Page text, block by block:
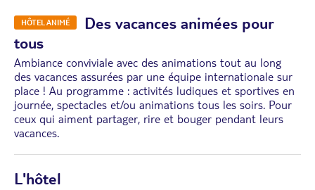
HÔTEL ANIMÉ
Des vacances animées pour
tous
Ambiance conviviale avec des animations tout au long
des vacances assurées par une équipe internationale sur
place ! Au programme : activités ludiques et sportives en
journée, spectacles et/ou animations tous les soirs. Pour
ceux qui aiment partager, rire et bouger pendant leurs
vacances.
L'hôtel